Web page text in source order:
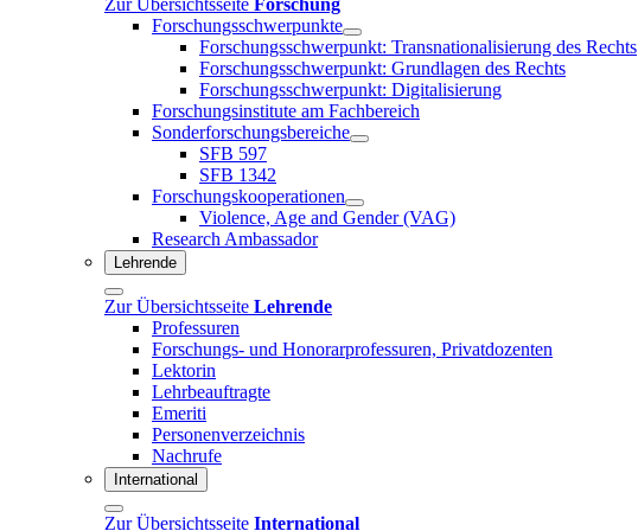
Forschungsschwerpunkte
Forschungsschwerpunkt: Transnationalisierung des Rechts
Forschungsschwerpunkt: Grundlagen des Rechts
Forschungsschwerpunkt: Digitalisierung
Forschungsinstitute am Fachbereich
Sonderforschungsbereiche
SFB 597
SFB 1342
Forschungskooperationen
Violence, Age and Gender (VAG)
Research Ambassador
Lehrende
Zur Übersichtsseite Lehrende
Professuren
Forschungs- und Honorarprofessuren, Privatdozenten
Lektorin
Lehrbeauftragte
Emeriti
Personenverzeichnis
Nachrufe
International
Zur Übersichtsseite International